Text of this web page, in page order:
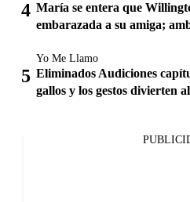
María se entera que
embarazada a su amiga;
Yo Me Llamo
Eliminados Audiciones
gallos y los gestos divierten